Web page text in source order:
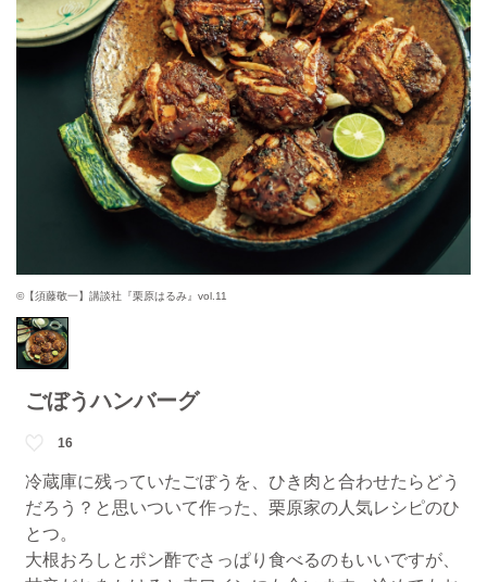
©【須藤敬一】講談社『栗原はるみ』vol.11
ごぼうハンバーグ
16
冷蔵庫に残っていたごぼうを、ひき肉と合わせたらどう
だろう？と思いついて作った、栗原家の人気レシピのひ
とつ。
大根おろしとポン酢でさっぱり食べるのもいいですが、